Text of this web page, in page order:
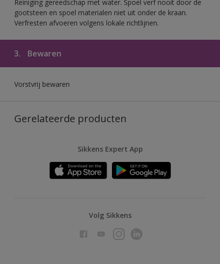
Reiniging gereedschap met water. Spoel verf nooit door de
gootsteen en spoel materialen niet uit onder de kraan.
Verfresten afvoeren volgens lokale richtlijnen.
3. Bewaren
Vorstvrij bewaren
Gerelateerde producten
Sikkens Expert App
Volg Sikkens